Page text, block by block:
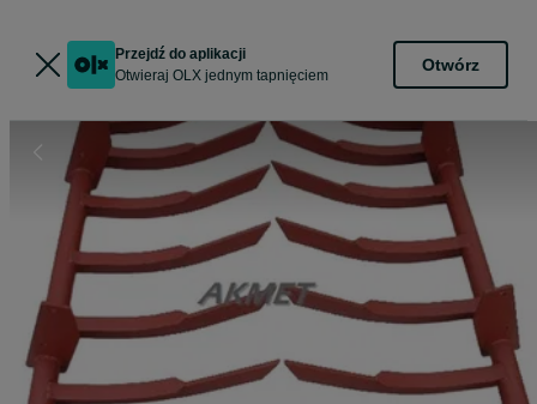
Przejdź do aplikacji
Otwieraj OLX jednym tapnięciem
Otwórz